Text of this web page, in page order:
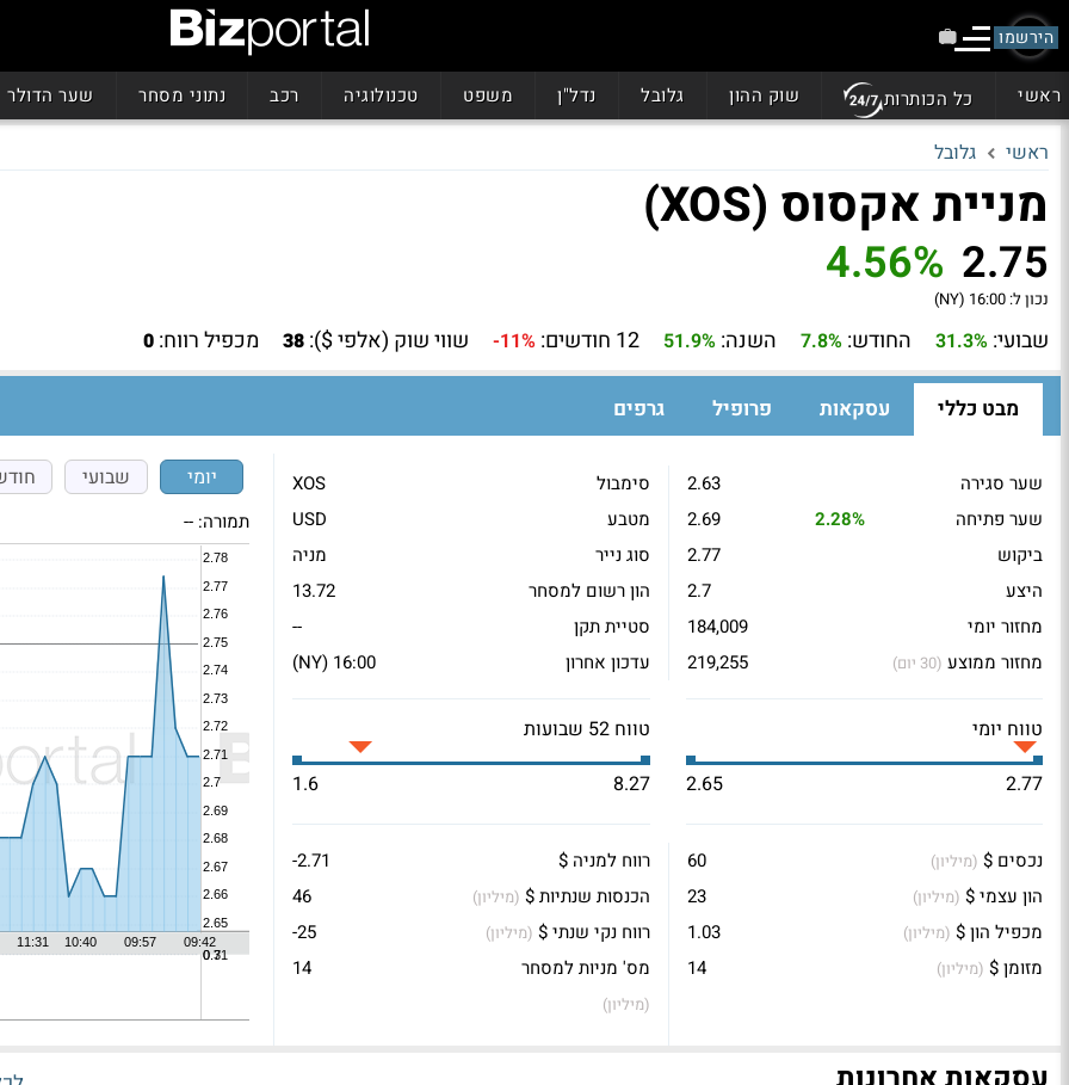
הירשמו
ראשי כל הכותרות שוק ההון גלובל נדל"ן משפט טכנולוגיה רכב נתוני מסחר שער הדולר
ראשי גלובל
מניית אקסוס (XOS)
2.75
4.56%
נכון ל: 16:00 (NY)
שבועי: 31.3% החודש: 7.8% השנה: 51.9% 12 חודשים: -11% שווי שוק (אלפי $): 38 מכפיל רווח: 0
מבט כללי עסקאות פרופיל גרפים
שער סגירה
2.63
שער פתיחה
2.28%
2.69
ביקוש
2.77
היצע
2.7
מחזור יומי
184,009
מחזור ממוצע (30 יום) 219,255
סימבול
XOS
מטבע
USD
סוג נייר
מניה
הון רשום למסחר
13.72
סטיית תקן
--
עדכון אחרון
16:00 (NY)
טווח יומי
2.77
2.65
טווח 52 שבועות
8.27
1.6
נכסים $ (מיליון)
60
הון עצמי $ (מיליון)
23
מכפיל הון $ (מיליון)
1.03
מזומן $ (מיליון) 14
רווח למניה $
-2.71
הכנסות שנתיות $ (מיליון)
46
רווח נקי שנתי $ (מיליון)
-25
מס' מניות למסחר
(מיליון)
14
יומי שבועי
תמורה: --